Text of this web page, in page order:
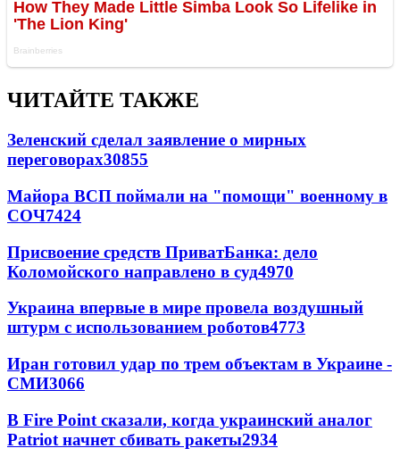
ЧИТАЙТЕ ТАКЖЕ
Зеленский сделал заявление о мирных
переговорах30855
Майора ВСП поймали на "помощи" военному в
СОЧ7424
Присвоение средств ПриватБанка: дело
Коломойского направлено в суд4970
Украина впервые в мире провела воздушный
штурм с использованием роботов4773
Иран готовил удар по трем объектам в Украине -
СМИ3066
В Fire Point сказали, когда украинский аналог
Patriot начнет сбивать ракеты2934